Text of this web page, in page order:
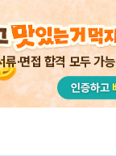
류·면접 합격 모두 가능
소서 내 작성목록
관리